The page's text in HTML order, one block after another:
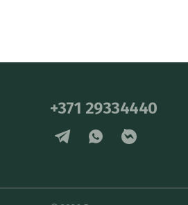
+371 29334440